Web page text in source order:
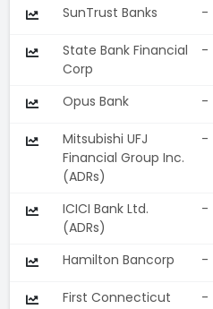
SunTrust Banks -
State Bank Financial
Corp
-
Opus Bank -
Mitsubishi UFJ
Financial Group Inc.
(ADRs)
-
ICICI Bank Ltd.
(ADRs)
-
Hamilton Bancorp -
First Connecticut
-